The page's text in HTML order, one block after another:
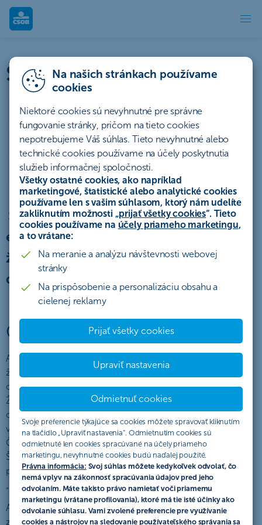
Na našich stránkach používame
cookies
Niektoré cookies sú nevyhnutné pre správne
fungovanie stránky, pričom na tieto cookies
nepotrebujeme Váš súhlas. Tieto nevyhnutné alebo
technické cookies používame na účely poskytnutia
služieb informačnej spoločnosti.
Všetky ostatné cookies, ako napríklad
marketingové, štatistické alebo analytické cookies
používame len s vašim súhlasom, ktorý nám udelíte
zakliknutím možnosti „prijať všetky cookies“. Tieto
cookies používame na účely priameho marketingu,
a to vrátane:
Na meranie a analýzu návštevnosti webovej
stránky
Na prispôsobenie a personalizáciu obsahu a
cielenej reklamy
Prijať všetky cookies
Upraviť nastavenia
Odmietnuť cookies
Svoje preferencie týkajúce sa cookies môžete spravovať kliknutím
na tlačidlo „Upraviť nastavenia“. Odmietnutím cookies sú
odmietnuté len cookies spracúvané na účely priameho
marketingu, nevyhnutné cookies budú naďalej použité.
Právna informácia: Svoj súhlas môžete kedykoľvek odvolať, čo
nemá vplyv na zákonnosť spracúvania údajov pred jeho
odvolaním. Máte takisto právo namietať voči priamemu
marketingu (vrátane profilovania), ktoré má tie isté účinky ako
odvolanie súhlasu. Vami zvolené preferencie pre využívanie
cookies a nástrojov na sledovanie používateľského správania sa
Štatúty súťaží a akcií
Účty a platby Úvery a lízing
Sporenie a investovanie Poistenie Hypotéky
Ostatné Archív
Štatút akcie „Vrátenie 1 splátky za
energetický certifikát - platí pre
žiadosti podané v období od 1.4.2026
do 30.06.2026“
Organizátor akcie
Akciu „Vrátenie 1 splátky za energetický certifikát - platí pre
žiadosti podané v období od 1.4.2026 do 30.06.2026“
organizuje Československá obchodná banka, a. s., so sídlom
Žižkova 11, 811 02 Bratislava, IČO: 36 854 140, zapísaná v
obchodnom registri Mestského súdu Bratislava III, oddiel Sa,
vložka č. 4314/B (ďalej len „ČSOB“ alebo „organizátor“).
ČSOB verejne vyhlasuje túto akciu, ktorá sa riadi týmto
Štatútom akcie (ďalej len „Štatút“), ktorý popisuje práva a
povinnosti účastníkov akcie a pravidlá tejto akcie (ďalej len
„akcia“).
Akcia v zmysle tohto Štatútu predstavuje verejný prísľub v
zmysle § 850 zák. č. 40/1964 Zb. Občianskeho zákonníka v